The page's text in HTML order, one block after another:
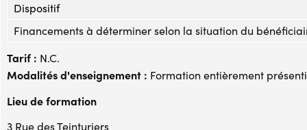
Dispositif
Financements à déterminer selon la situation du
Tarif : N.C.
Modalités d'enseignement : Formation entièrement
Lieu de formation
3 Rue des Teinturiers